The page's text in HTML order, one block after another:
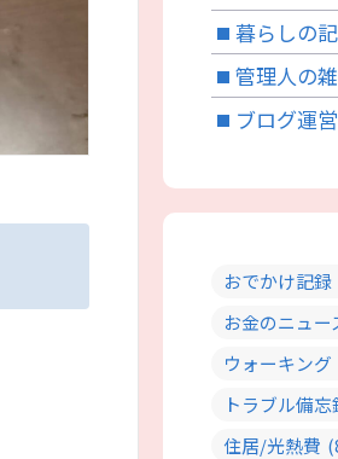
暮らしの
管理人の
ブログ運営
おでかけ記録
お金のニュー
ウォーキング
トラブル備忘
住居/光熱費